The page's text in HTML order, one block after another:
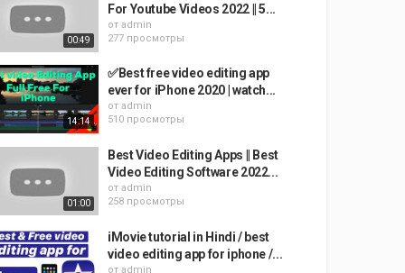
00:49
For Youtube Videos 2022 || 5...
от admin
277 просмотры
14:14
✅Best free video editing app
ever for iPhone 2020 | watch...
от admin
510 просмотры
01:00
Best Video Editing Apps || Best
Video Editing Software 2022...
от admin
258 просмотры
iMovie tutorial in Hindi / best
video editing app for iphone /...
от admin